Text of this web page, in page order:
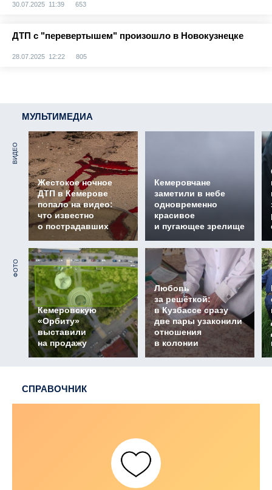
30.07.2025 11:39 653
ДТП с "перевертышем" произошло в Новокузнецке
28.07.2025 12:22 805
МУЛЬТИМЕДИА
ВИДЕО
Жестокое ночное
ДТП в Кемерове
попало на видео:
что известно
о пострадавших
Кемеровчане
заметили в небе
одновременно
красивое
и пугающее зрелище
ФОТО
Кемеровскую
«Орбиту»
выставили
на продажу
Любовь
за решёткой:
в Кузбассе сразу
две пары узаконили
отношения
в колонии
СПРАВОЧНИК